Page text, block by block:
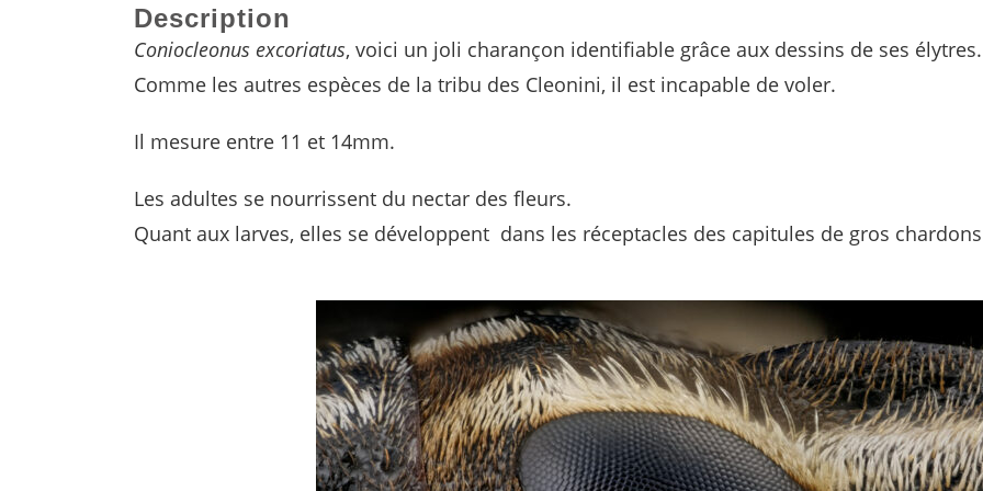
Description
Coniocleonus excoriatus, voici un joli charançon identifiable grâce aux dessins de ses élytres.
Comme les autres espèces de la tribu des Cleonini, il est incapable de voler.
Il mesure entre 11 et 14mm.
Les adultes se nourrissent du nectar des fleurs.
Quant aux larves, elles se développent dans les réceptacles des capitules de gros